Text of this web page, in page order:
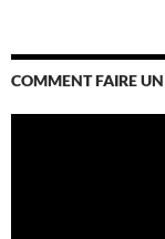
COMMENT FAIRE